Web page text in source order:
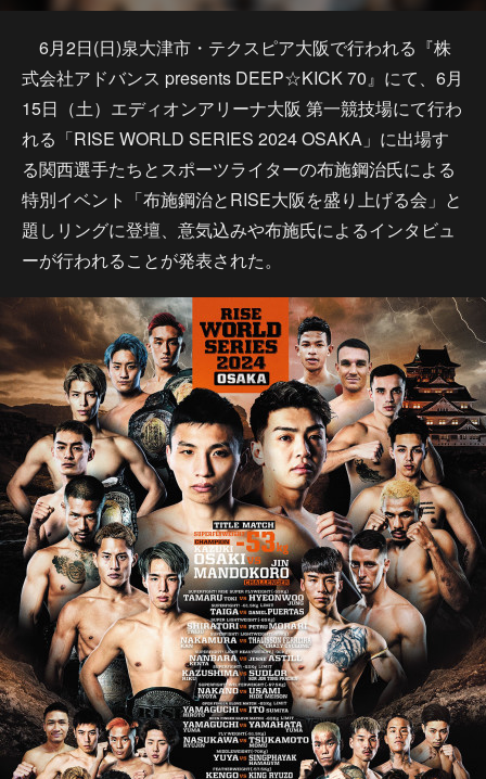
6月2日(日)泉大津市・テクスピア大阪で行われる『株
式会社アドバンス presents DEEP☆KICK 70』にて、6月
15日（土）エディオンアリーナ大阪 第一競技場にて行わ
れる「RISE WORLD SERIES 2024 OSAKA」に出場す
る関西選手たちとスポーツライターの布施鋼治氏による
特別イベント「布施鋼治とRISE大阪を盛り上げる会」と
題しリングに登壇、意気込みや布施氏によるインタビュ
ーが行われることが発表された。